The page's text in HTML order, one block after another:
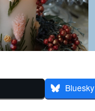
Bluesky